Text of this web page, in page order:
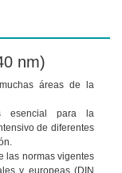
nm)
áreas de la
esencial para la
de diferentes
las normas vigentes
y europeas (DIN